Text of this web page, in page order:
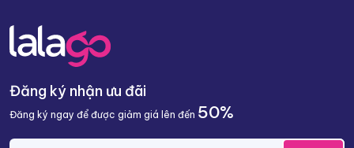
Đăng ký nhận ưu đãi
Đăng ký ngay để được giảm giá lên đến 50%